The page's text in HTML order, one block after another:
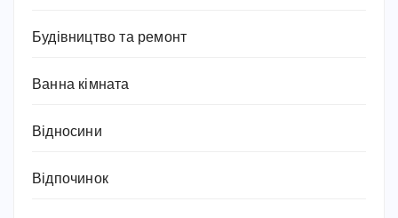
Будівництво та ремонт
Ванна кімната
Відносини
Відпочинок